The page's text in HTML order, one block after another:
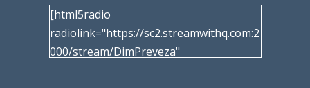
[html5radio
radiolink="https://sc2.streamwithq.com:2
000/stream/DimPreveza"